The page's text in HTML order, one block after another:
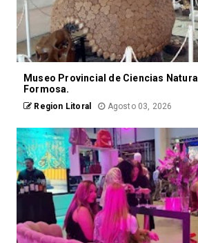
Museo Provincial de Ciencias
Formosa.
Region Litoral Agosto 03, 2026